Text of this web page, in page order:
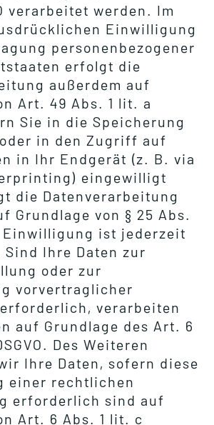
verarbeitet werden. Im
Einwilligung
personenbezogener
erfolgt die
außerdem auf
Art. 49 Abs. 1 lit. a
Sie in die Speicherung
in den Zugriff auf
in Ihr Endgerät (z. B. via
eingewilligt
die Datenverarbeitung
Grundlage von § 25 Abs.
Einwilligung ist jederzeit
Ihre Daten zur
oder zur
vorvertraglicher
erforderlich, verarbeiten
auf Grundlage des Art. 6
Des Weiteren
Ihre Daten, sofern diese
einer rechtlichen
erforderlich sind auf
Art. 6 Abs. 1 lit. c